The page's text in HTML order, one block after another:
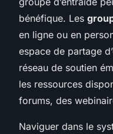
bénéfique. Les
en ligne ou en
espace de partage
réseau de soutien
les ressources
forums, des
Naviguer dans le